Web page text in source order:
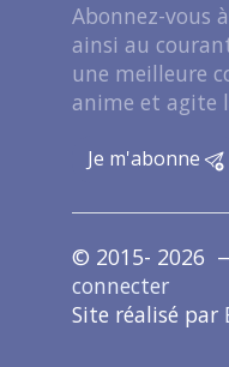
Abonnez-vous
ainsi au
une meilleure
anime et agite
Je m'abonne
© 2015- 2026
connecter
Site réalisé par